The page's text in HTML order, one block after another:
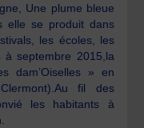
Une plume bleue
elle se produit dans
les écoles, les
à septembre 2015,la
dam’Oiselles » en
fil des
les habitants à